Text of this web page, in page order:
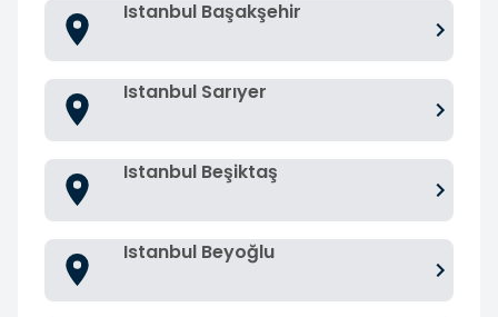
Istanbul Başakşehir
Istanbul Sarıyer
Istanbul Beşiktaş
Istanbul Beyoğlu